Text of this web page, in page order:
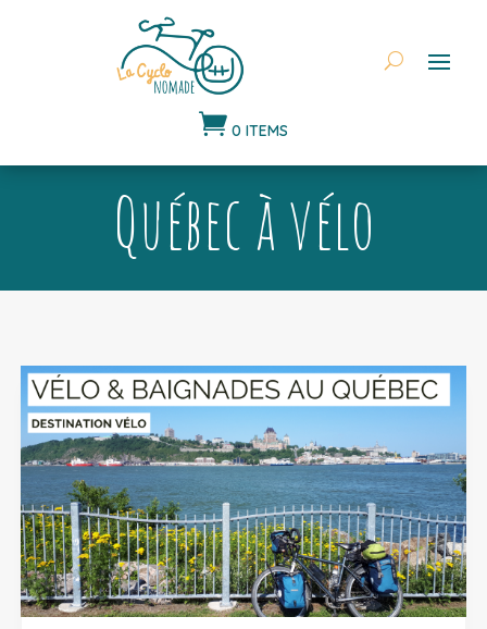
 0 ITEMS
Québec à vélo